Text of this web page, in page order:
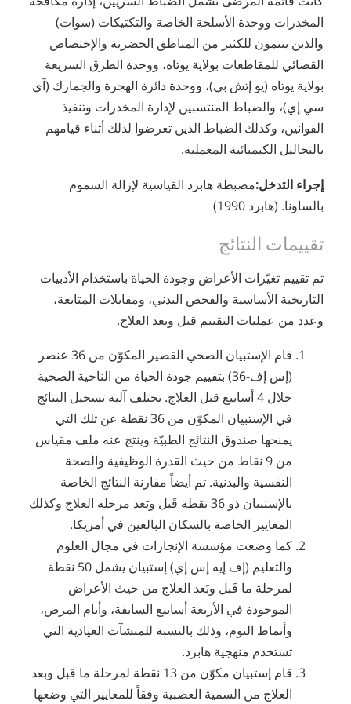
المخدرات ووحدة الأسلحة الخاصة والتكتيكات (سوات)
والذين ينتمون للكثير من المناطق الحضرية والإختصاص
القضائي للمقاطعات بولاية يوتاه، ووحدة الطرق السريعة
بولاية يوتاه (يو إتش بي)، ووحدة دائرة الهجرة والجمارك (آي
سي إي)، والضباط المنتسبين لإدارة المخدرات وتنفيذ
القوانين، وكذلك الضباط الذين تعرضوا لذلك أثناء قيامهم
بالتحاليل الكيميائية المعملية.
إجراء التدخل:مضبطة هابرد القياسية لإزالة السموم
بالساونا. (هابرد 1990)
تقييمات النتائج
تم تقييم تغيّرات الأعراض وجودة الحياة باستخدام الأدبيات
التاريخية الأساسية والفحص البدني، ومقابلات المتابعة،
وعدد من عمليات التقييم قبل وبعد العلاج.
قام الإستبيان الصحي القصير المكوّن من 36 عنصر
(إس إف-36) بتقييم جودة الحياة من الناحية الصحية
خلال 4 أسابيع قبل العلاج. تختلف آلية تسجيل النتائج
في الإستبيان المكوّن من 36 نقطة عن تلك التي
يمنحها صندوق النتائج الطبيّة وينتج عنه ملف مقياس
من 9 نقاط من حيث القدرة الوظيفية والصحة
النفسية والبدنية. تم أيضاً مقارنة النتائج الخاصة
بالإستبيان ذو 36 نقطة قَبل وبَعد مرحلة العلاج وكذلك
المعايير الخاصة بالسكان البالغين في أمريكا.
كما وضعت مؤسسة الإنجازات في مجال العلوم
والتعليم (إف إيه إس إي) إستبيان يشمل 50 نقطة
لمرحلة ما قَبل وبَعد العلاج من حيث الأعراض
الموجودة في الأربعة أسابيع السابقة، وأيام المرض،
وأنماط النوم، وذلك بالنسبة للمنشآت العيادية التي
تستخدم منهجية هابرد.
قام إستبيان مكوّن من 13 نقطة لمرحلة ما قبل وبعد
العلاج من السمية العصبية وفقاً للمعايير التي وضعها